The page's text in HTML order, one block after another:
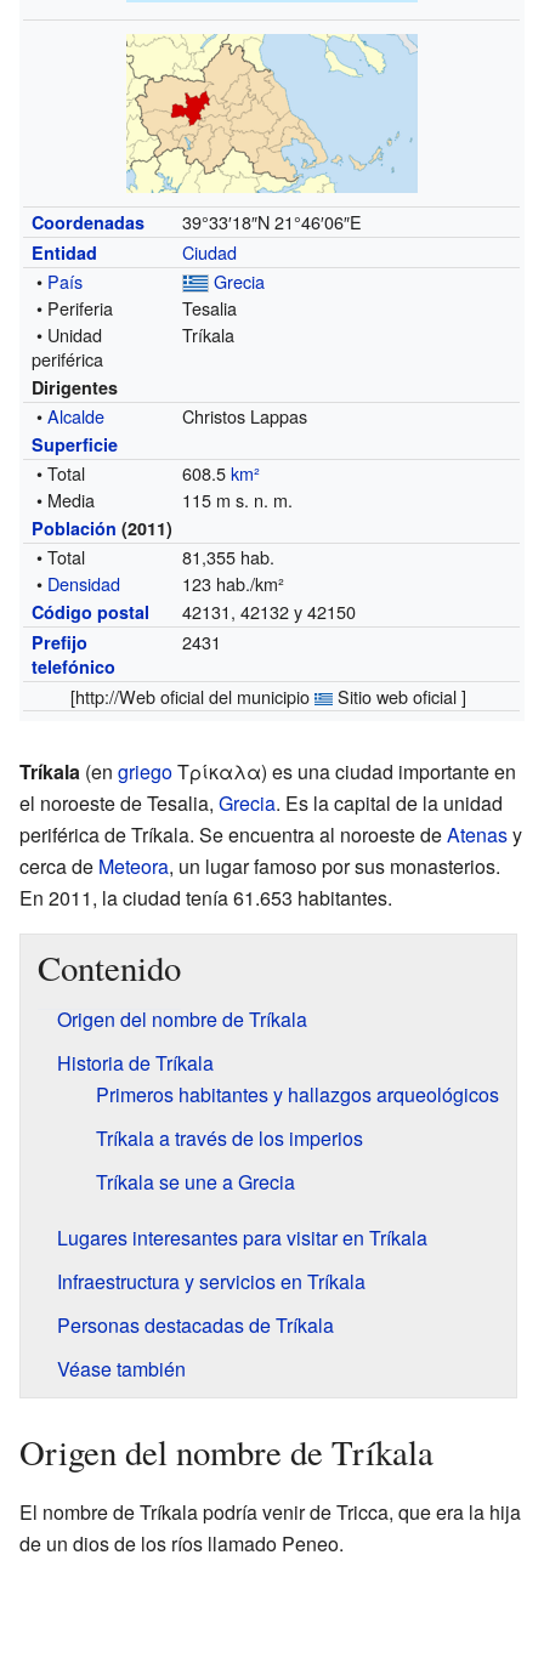
Coordenadas 39°33′18″N 21°46′06″E
Entidad
Ciudad
• País
Grecia
• Periferia
Tesalia
• Unidad
periférica
Tríkala
Dirigentes
•Alcalde Christos Lappas
Superficie
• Total 608.5km²
• Media
115 m s. n. m.
Población (2011)
• Total
81,355 hab.
• Densidad 123 hab./km²
Código postal 42131, 42132 y 42150
Prefijo
telefónico
2431
[http://Web oficial del municipio Sitio web oficial ]
Tríkala (en griegoΤρίκαλα) es una ciudad importante en
el noroeste de Tesalia, Grecia. Es la capital de la unidad
periférica de Tríkala. Se encuentra al noroeste deAtenasy
cerca de Meteora, un lugar famoso por sus monasterios.
En 2011, la ciudad tenía 61.653 habitantes.
Contenido
Origen del nombre de Tríkala
Historia de Tríkala
Primeros habitantes y hallazgos arqueológicos
Tríkala a través de los imperios
Tríkala se une a Grecia
Lugares interesantes para visitar en Tríkala
Infraestructura y servicios en Tríkala
Personas destacadas de Tríkala
Véase también
Origen del nombre de Tríkala
El nombre de Tríkala podría venir de Tricca, que era la hija
de un dios de los ríos llamado Peneo.